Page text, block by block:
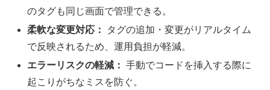
のタグも同じ画面で管理できる。
柔軟な変更対応：
タグの追加・変更がリアルタイム
で反映されるため、運用負担が軽減。
エラーリスクの軽減： 手動でコードを挿入する際に
起こりがちなミスを防ぐ。